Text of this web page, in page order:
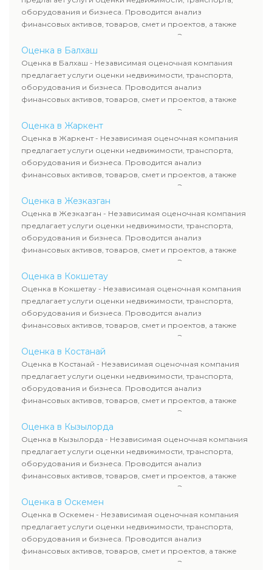
сделок, кредитования и судебных процессов.
оборудования и бизнеса. Проводится анализ
финансовых активов, товаров, смет и проектов, а также
оценка животных и недропользования. Эксперты
определяют рыночную стоимость имущества и
рассчитывают ущерб. Все отчеты соответствуют
требованиям законодательства и используются для
сделок, кредитования и судебных процессов.
Оценка в Балхаш
Оценка в Балхаш - Независимая оценочная компания
предлагает услуги оценки недвижимости, транспорта,
оборудования и бизнеса. Проводится анализ
финансовых активов, товаров, смет и проектов, а также
оценка животных и недропользования. Эксперты
определяют рыночную стоимость имущества и
рассчитывают ущерб. Все отчеты соответствуют
требованиям законодательства и используются для
сделок, кредитования и судебных процессов.
Оценка в Жаркент
Оценка в Жаркент - Независимая оценочная компания
предлагает услуги оценки недвижимости, транспорта,
оборудования и бизнеса. Проводится анализ
финансовых активов, товаров, смет и проектов, а также
оценка животных и недропользования. Эксперты
определяют рыночную стоимость имущества и
рассчитывают ущерб. Все отчеты соответствуют
требованиям законодательства и используются для
сделок, кредитования и судебных процессов.
Оценка в Жезказган
Оценка в Жезказган - Независимая оценочная компания
предлагает услуги оценки недвижимости, транспорта,
оборудования и бизнеса. Проводится анализ
финансовых активов, товаров, смет и проектов, а также
оценка животных и недропользования. Эксперты
определяют рыночную стоимость имущества и
рассчитывают ущерб. Все отчеты соответствуют
требованиям законодательства и используются для
сделок, кредитования и судебных процессов.
Оценка в Кокшетау
Оценка в Кокшетау - Независимая оценочная компания
предлагает услуги оценки недвижимости, транспорта,
оборудования и бизнеса. Проводится анализ
финансовых активов, товаров, смет и проектов, а также
оценка животных и недропользования. Эксперты
определяют рыночную стоимость имущества и
рассчитывают ущерб. Все отчеты соответствуют
требованиям законодательства и используются для
сделок, кредитования и судебных процессов.
Оценка в Костанай
Оценка в Костанай - Независимая оценочная компания
предлагает услуги оценки недвижимости, транспорта,
оборудования и бизнеса. Проводится анализ
финансовых активов, товаров, смет и проектов, а также
оценка животных и недропользования. Эксперты
определяют рыночную стоимость имущества и
рассчитывают ущерб. Все отчеты соответствуют
требованиям законодательства и используются для
сделок, кредитования и судебных процессов.
Оценка в Кызылорда
Оценка в Кызылорда - Независимая оценочная компания
предлагает услуги оценки недвижимости, транспорта,
оборудования и бизнеса. Проводится анализ
финансовых активов, товаров, смет и проектов, а также
оценка животных и недропользования. Эксперты
определяют рыночную стоимость имущества и
рассчитывают ущерб. Все отчеты соответствуют
требованиям законодательства и используются для
сделок, кредитования и судебных процессов.
Оценка в Оскемен
Оценка в Оскемен - Независимая оценочная компания
предлагает услуги оценки недвижимости, транспорта,
оборудования и бизнеса. Проводится анализ
финансовых активов, товаров, смет и проектов, а также
оценка животных и недропользования. Эксперты